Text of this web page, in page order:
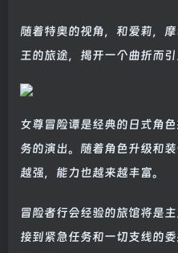
随着特奥的视角，和爱莉，
王的旅途，揭开一个曲折而引
女尊冒险谭是经典的日式角
务的演出。随着角色升级和
越强，能力也越来越丰富。
冒险者行会经验的旅馆将是
接到紧急任务和一切支线的